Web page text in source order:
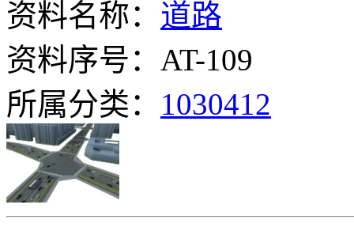
资料名称： 道路
资料序号：AT-109
所属分类： 1030412